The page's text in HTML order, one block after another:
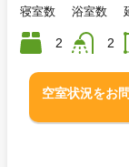
寝室数
2
浴室数
2
空室状況をお